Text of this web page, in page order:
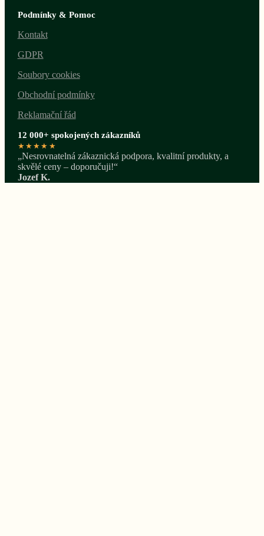
Podmínky & Pomoc
Kontakt
GDPR
Soubory cookies
Obchodní podmínky
Reklamační řád
12 000+ spokojených zákazníků
★★★★★
„Nesrovnatelná zákaznická podpora, kvalitní produkty, a
skvělé ceny – doporučuji!“
Jozef K.